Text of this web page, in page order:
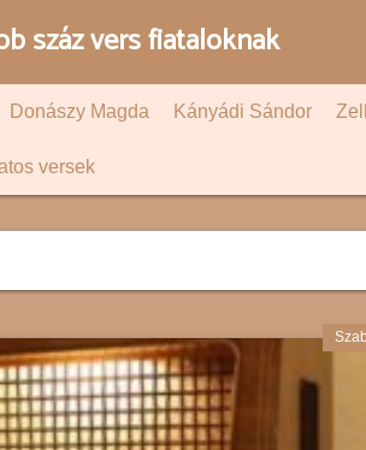
száz vers fiataloknak
Donászy Magda Kányádi Sándor
versek